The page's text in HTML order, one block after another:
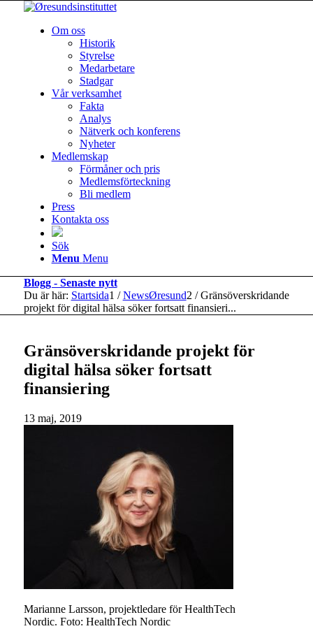
Om oss
Historik
Styrelse
Medarbetare
Stadgar
Vår verksamhet
Fakta
Analys
Nätverk och konferens
Nyheter
Medlemskap
Förmåner och pris
Medlemsförteckning
Bli medlem
Press
Kontakta oss
Sök
Menu Menu
Blogg - Senaste nytt
Du är här: Startsida1 / NewsØresund2 / Gränsöverskridande
projekt för digital hälsa söker fortsatt finansieri...
Gränsöverskridande projekt för
digital hälsa söker fortsatt
finansiering
13 maj, 2019
Marianne Larsson, projektledare för HealthTech
Nordic. Foto: HealthTech Nordic